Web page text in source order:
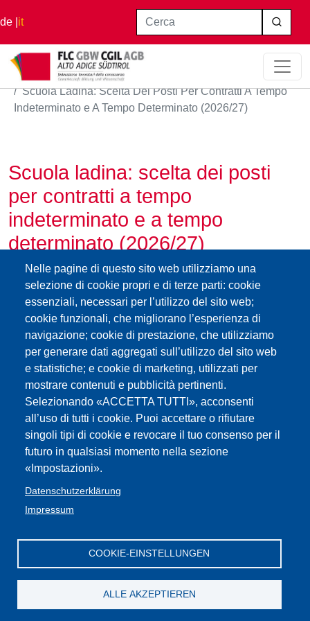
Salta al contenuto principale
de it
Nelle pagine di questo sito web utilizziamo una
selezione di cookie propri e di terze parti: cookie
essenziali, necessari per l’utilizzo del sito web;
cookie funzionali, che migliorano l’esperienza di
navigazione; cookie di prestazione, che utilizziamo
per generare dati aggregati sull’utilizzo del sito web
e statistiche; e cookie di marketing, utilizzati per
mostrare contenuti e pubblicità pertinenti.
Selezionando «ACCETTA TUTTI», acconsenti
all’uso di tutti i cookie. Puoi accettare o rifiutare
singoli tipi di cookie e revocare il tuo consenso per il
futuro in qualsiasi momento nella sezione
«Impostazioni».
Datenschutzerklärung
Impressum
COOKIE-EINSTELLUNGEN
ALLE AKZEPTIEREN
Cerca
Home
Scuola Ladina: Scelta Dei Posti Per Contratti A Tempo
Indeterminato e A Tempo Determinato (2026/27)
Scuola ladina: scelta dei posti
per contratti a tempo
indeterminato e a tempo
determinato (2026/27)
26.05.2026
- Scelta dei posti di ruolo nelle scuole primarie e
secondarie di I e II grado:mercoledì 10 giugno 2026
dalle ore 11:00 alle ore 15:00.
- Scelta dei posti per i supplenti nelle scuole primarie e
secondarie, nonché per gli spezzoni oltre le 6 ore nelle
secondarie di I e II grado: giovedì 11 giugno 2026 dalle
ore 11:00 alle ore 15:00
- Scelta dei posti per le ore residue di sostegno per
TUTTI gli insegnanti delle scuole primarie e secondarie
di I e II grado senza priorità sul sostegno:giovedì 11
giugno 2026 dalle ore 15:30 alle ore 16:00
Tuttele selezioni avverranno on-line.
Ladinische Schulen - Befristete und unbefristete